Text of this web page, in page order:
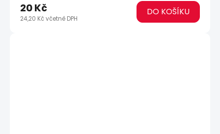
24,20 Kč včetně DPH
20 Kč DO KOŠÍKU